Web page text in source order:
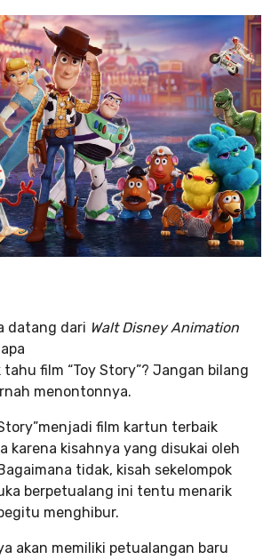
datang dari Walt Disney Animation
film “Toy Story”? Jangan bilang
menontonnya.
film kartun terbaik
karena kisahnya yang disukai oleh
tidak, kisah sekelompok
berpetualang ini tentu menarik
menghibur.
akan memiliki petualangan baru